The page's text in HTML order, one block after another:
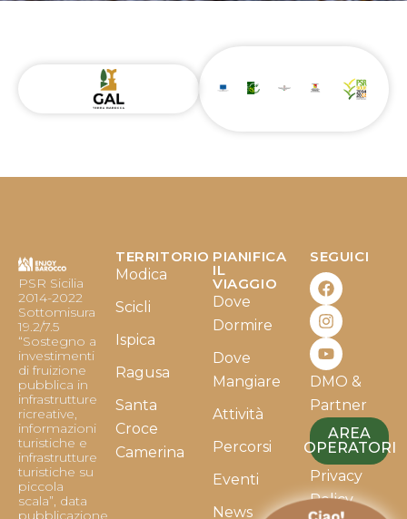
PSR Sicilia
2014-2022
Sottomisura
19.2/7.5
“Sostegno a
investimenti
di fruizione
pubblica in
infrastrutture
ricreative,
informazioni
turistiche e
infrastrutture
turistiche su
piccola
scala”, data
pubblicazione
TERRITORIO
Modica
Scicli
Ispica
Ragusa
Santa
Croce
Camerina
PIANIFICA
IL
VIAGGIO
Dove
Dormire
Dove
Mangiare
Attività
Percorsi
Eventi
News
SEGUICI
F
a
c
e
b
o
o
k
I
n
s
t
a
g
r
a
m
Y
o
u
t
u
b
e
DMO &
Partner
AREA
OPERATORI
Privacy
Policy